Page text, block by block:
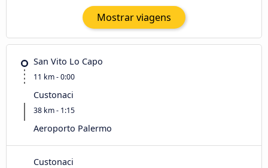
Mostrar viagens
San Vito Lo Capo
11 km - 0:00
Custonaci
38 km - 1:15
Aeroporto Palermo
Custonaci